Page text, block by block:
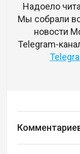
Надоело
Мы собрали
новости
Telegram-